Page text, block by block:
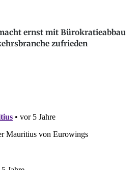
ernst mit Bürokratieabbau
zufrieden